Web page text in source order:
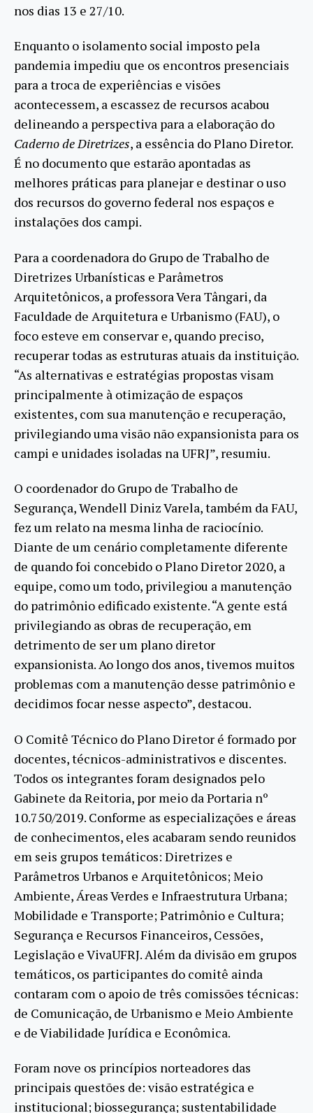
nos dias 13 e 27/10.
Enquanto o isolamento social imposto pela
pandemia impediu que os encontros presenciais
para a troca de experiências e visões
acontecessem, a escassez de recursos acabou
delineando a perspectiva para a elaboração do
Caderno de Diretrizes, a essência do Plano Diretor.
É no documento que estarão apontadas as
melhores práticas para planejar e destinar o uso
dos recursos do governo federal nos espaços e
instalações dos campi.
Para a coordenadora do Grupo de Trabalho de
Diretrizes Urbanísticas e Parâmetros
Arquitetônicos, a professora Vera Tângari, da
Faculdade de Arquitetura e Urbanismo (FAU), o
foco esteve em conservar e, quando preciso,
recuperar todas as estruturas atuais da instituição.
“As alternativas e estratégias propostas visam
principalmente à otimização de espaços
existentes, com sua manutenção e recuperação,
privilegiando uma visão não expansionista para os
campi e unidades isoladas na UFRJ”, resumiu.
O coordenador do Grupo de Trabalho de
Segurança, Wendell Diniz Varela, também da FAU,
fez um relato na mesma linha de raciocínio.
Diante de um cenário completamente diferente
de quando foi concebido o Plano Diretor 2020, a
equipe, como um todo, privilegiou a manutenção
do patrimônio edificado existente. “A gente está
privilegiando as obras de recuperação, em
detrimento de ser um plano diretor
expansionista. Ao longo dos anos, tivemos muitos
problemas com a manutenção desse patrimônio e
decidimos focar nesse aspecto”, destacou.
O Comitê Técnico do Plano Diretor é formado por
docentes, técnicos-administrativos e discentes.
Todos os integrantes foram designados pelo
Gabinete da Reitoria, por meio da Portaria nº
10.750/2019. Conforme as especializações e áreas
de conhecimentos, eles acabaram sendo reunidos
em seis grupos temáticos: Diretrizes e
Parâmetros Urbanos e Arquitetônicos; Meio
Ambiente, Áreas Verdes e Infraestrutura Urbana;
Mobilidade e Transporte; Patrimônio e Cultura;
Segurança e Recursos Financeiros, Cessões,
Legislação e VivaUFRJ. Além da divisão em grupos
temáticos, os participantes do comitê ainda
contaram com o apoio de três comissões técnicas:
de Comunicação, de Urbanismo e Meio Ambiente
e de Viabilidade Jurídica e Econômica.
Foram nove os princípios norteadores das
principais questões de: visão estratégica e
institucional; biossegurança; sustentabilidade